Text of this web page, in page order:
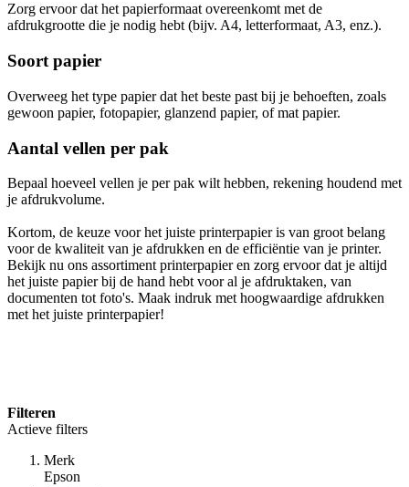
Zorg ervoor dat het papierformaat overeenkomt met de
afdrukgrootte die je nodig hebt (bijv. A4, letterformaat, A3, enz.).
Soort papier
Overweeg het type papier dat het beste past bij je behoeften, zoals
gewoon papier, fotopapier, glanzend papier, of mat papier.
Aantal vellen per pak
Bepaal hoeveel vellen je per pak wilt hebben, rekening houdend met
je afdrukvolume.
Kortom, de keuze voor het juiste printerpapier is van groot belang
voor de kwaliteit van je afdrukken en de efficiëntie van je printer.
Bekijk nu ons assortiment printerpapier en zorg ervoor dat je altijd
het juiste papier bij de hand hebt voor al je afdruktaken, van
documenten tot foto's. Maak indruk met hoogwaardige afdrukken
met het juiste printerpapier!
Filteren
Actieve filters
Merk
Epson